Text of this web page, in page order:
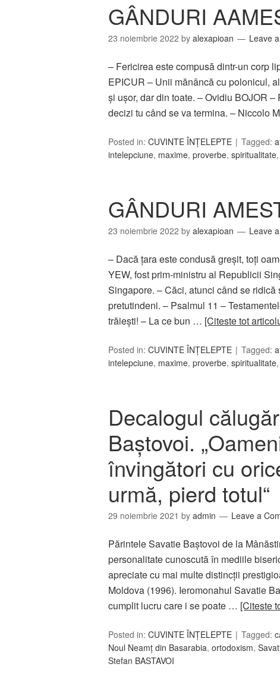
GÂNDURI
23 noiembrie 2022 by alexapioan Leave
– Fericirea este compusă dintr-un corp
EPICUR – Unii mănâncă cu polonicul,
și ușor, dar din toate. – Ovidiu BOJOR
decizi tu când se va termina. – Niccolo
Posted in: CUVINTE ÎNȚELEPTE Tagged:
intelepciune, maxime, proverbe, spiritualitate,
GÂNDURI
23 noiembrie 2022 by alexapioan Leave
– Dacă țara este condusă greșit, toți
YEW, fost prim-ministru al Republicii
Singapore. – Căci, atunci când se
pretutindeni. – Psalmul 11 –
trăieşti! – La ce bun … [Citeste tot
Posted in: CUVINTE ÎNȚELEPTE Tagged:
intelepciune, maxime, proverbe, spiritualitate,
Decalogul
Baştovoi.
învingători cu
urmă, pierd totul“
29 noiembrie 2021 by admin Leave a
Părintele Savatie Baştovoi de la
personalitate cunoscută în mediile
apreciate cu mai multe distincţii
Moldova (1996). Ieromonahul Savatie
cumplit lucru care i se poate … [Citeste
Posted in: CUVINTE ÎNȚELEPTE Tagged:
Noul Neamţ din Basarabia, ortodoxism,
Stefan BASTAVOI